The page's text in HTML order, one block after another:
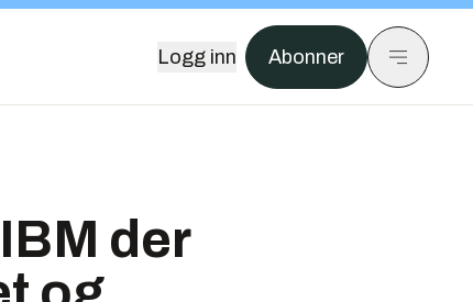
Logg inn Abonner
der